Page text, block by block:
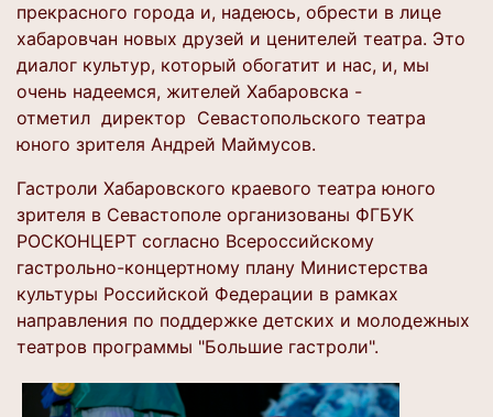
прекрасного города и, надеюсь, обрести в лице
хабаровчан новых друзей и ценителей театра. Это
диалог культур, который обогатит и нас, и, мы
очень надеемся, жителей Хабаровска -
отметил директор Севастопольского театра
юного зрителя Андрей Маймусов.
Гастроли Хабаровского краевого театра юного
зрителя в Севастополе организованы ФГБУК
РОСКОНЦЕРТ согласно Всероссийскому
гастрольно-концертному плану Министерства
культуры Российской Федерации в рамках
направления по поддержке детских и молодежных
театров программы "Большие гастроли".